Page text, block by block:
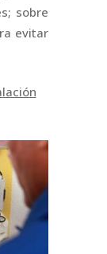
sobre
evitar